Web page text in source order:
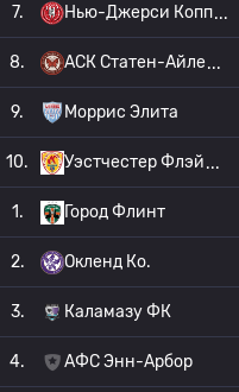
7. Нью-Джерси Копп
8. АСК Статен-Айле
9. Моррис Элита
10. Уэстчестер Флэй
1. Город Флинт
2. Окленд Ко.
3. Каламазу ФК
4. АФС Энн-Арбор